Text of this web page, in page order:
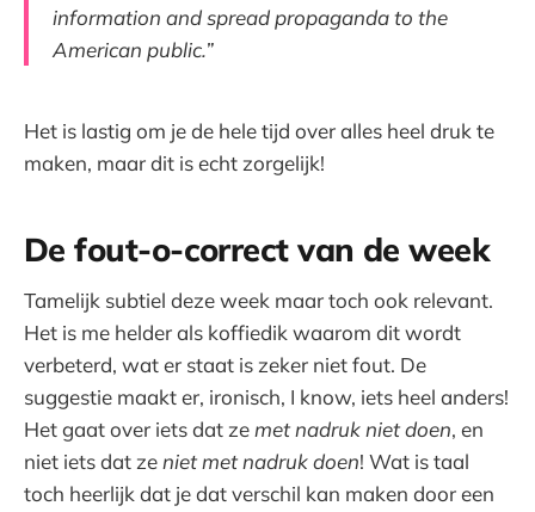
information and spread propaganda to the
American public.”
Het is lastig om je de hele tijd over alles heel druk te
maken, maar dit is echt zorgelijk!
De fout-o-correct van de week
Tamelijk subtiel deze week maar toch ook relevant.
Het is me helder als koffiedik waarom dit wordt
verbeterd, wat er staat is zeker niet fout. De
suggestie maakt er, ironisch, I know, iets heel anders!
Het gaat over iets dat ze met nadruk niet doen, en
niet iets dat ze niet met nadruk doen! Wat is taal
toch heerlijk dat je dat verschil kan maken door een